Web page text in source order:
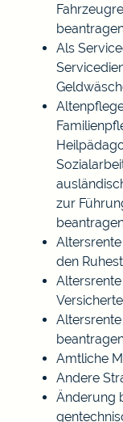
Als
zur
den
Amtliche
Andere
Änderung